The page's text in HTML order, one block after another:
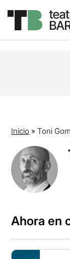
Inicio »Toni
Ahora en